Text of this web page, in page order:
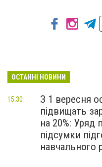
ОСТАННІ НОВИНИ
З 1 вересня
підвищать
на 20%: Уряд
підсумки
навчального
15:30